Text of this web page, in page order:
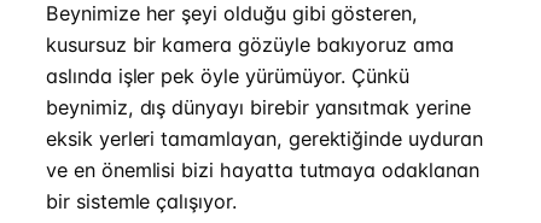
Beynimize her şeyi olduğu gibi gösteren,
kusursuz bir kamera gözüyle bakıyoruz ama
aslında işler pek öyle yürümüyor. Çünkü
beynimiz, dış dünyayı birebir yansıtmak yerine
eksik yerleri tamamlayan, gerektiğinde uyduran
ve en önemlisi bizi hayatta tutmaya odaklanan
bir sistemle çalışıyor.